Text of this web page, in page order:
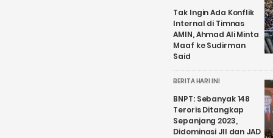
Tak Ingin Ada Konflik
Internal di Timnas
AMIN, Ahmad Ali Minta
Maaf ke Sudirman
Said
BERITA HARI INI
BNPT: Sebanyak 148
Teroris Ditangkap
Sepanjang 2023,
Didominasi JII dan JAD